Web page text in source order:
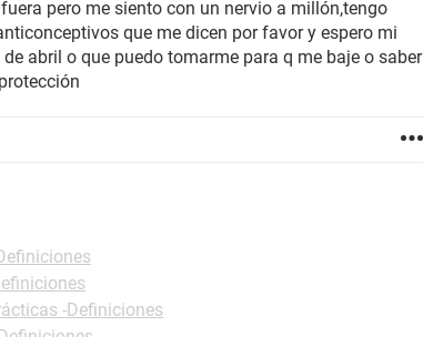
pero me siento con un nervio a millón,tengo
que me dicen por favor y espero mi
abril o que puedo tomarme para q me baje o saber
-Definiciones